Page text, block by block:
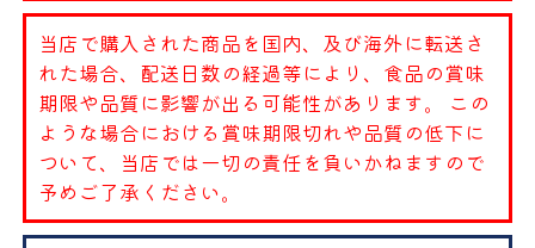
当店で購入された商品を国内、及び海外に転送さ
れた場合、配送日数の経過等により、食品の賞味
期限や品質に影響が出る可能性があります。 この
ような場合における賞味期限切れや品質の低下に
ついて、当店では一切の責任を負いかねますので
予めご了承ください。